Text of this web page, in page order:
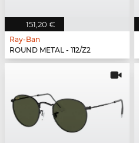
151,20 €
Ray-Ban
ROUND METAL - 112/Z2